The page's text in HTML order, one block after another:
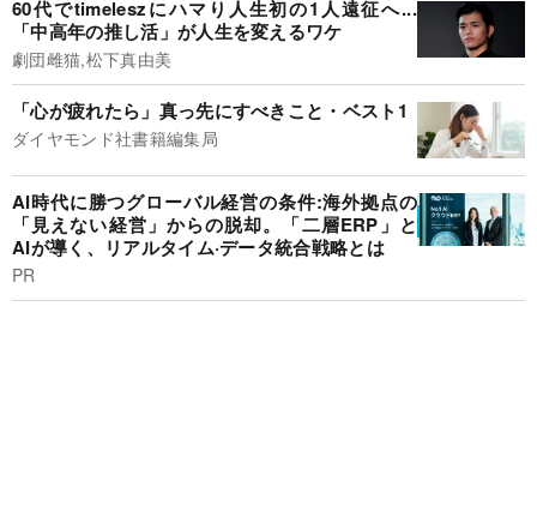
60代でtimeleszにハマり人生初の1人遠征へ...
「中高年の推し活」が人生を変えるワケ
劇団雌猫,松下真由美
「心が疲れたら」真っ先にすべきこと・ベスト1
ダイヤモンド社書籍編集局
AI時代に勝つグローバル経営の条件:海外拠点の
「見えない経営」からの脱却。「二層ERP」と
AIが導く、リアルタイム·データ統合戦略とは
PR